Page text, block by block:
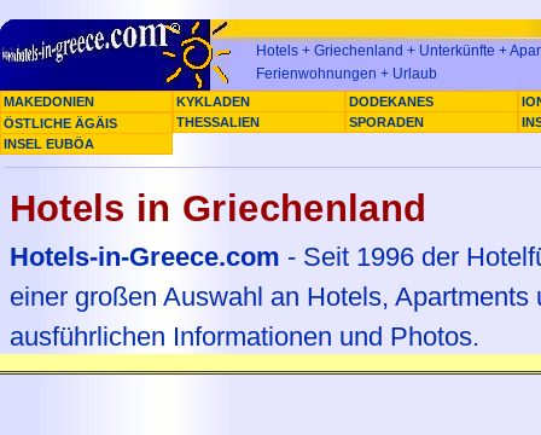
Hotels + Griechenland + Unterkünfte +
Ferienwohnungen + Urlaub
MAKEDONIEN KYKLADEN DODEKANES
ÖSTLICHE ÄGÄIS
ARGOSARONIKOS THESSALIEN SPORADEN
INSEL EUBÖA
Sie sind hier: »HOME
Hotels in Griechenland
Hotels-in-Greece.com - Seit 1996 der
einer großen Auswahl an Hotels,
ausführlichen Informationen und Photos.